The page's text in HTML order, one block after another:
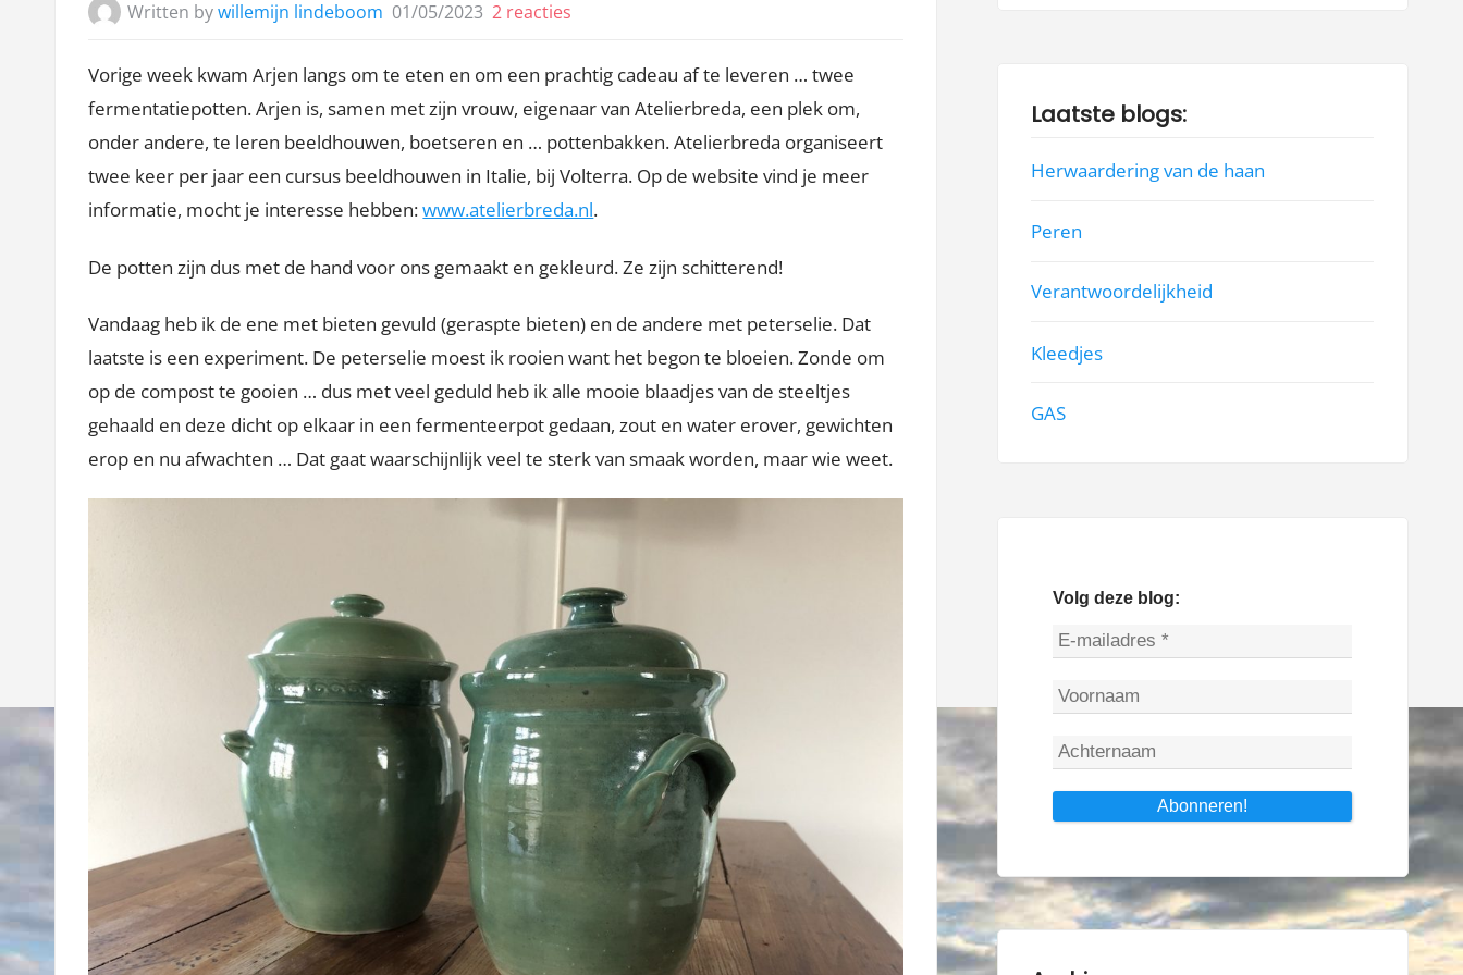
Written bywillemijn lindeboom 01/05/2023 2 reactiesop
en
mooi
cadeau
Vorige week kwam Arjen langs om te eten en om een prachtig cadeau af te leveren … twee
fermentatiepotten. Arjen is, samen met zijn vrouw, eigenaar van Atelierbreda, een plek om,
onder andere, te leren beeldhouwen, boetseren en … pottenbakken. Atelierbreda organiseert
twee keer per jaar een cursus beeldhouwen in Italie, bij Volterra. Op de website vind je meer
informatie, mocht je interesse hebben:www.atelierbreda.nl.
De potten zijn dus met de hand voor ons gemaakt en gekleurd. Ze zijn schitterend!
Vandaag heb ik de ene met bieten gevuld (geraspte bieten) en de andere met peterselie. Dat
laatste is een experiment. De peterselie moest ik rooien want het begon te bloeien. Zonde om
op de compost te gooien … dus met veel geduld heb ik alle mooie blaadjes van de steeltjes
gehaald en deze dicht op elkaar in een fermenteerpot gedaan, zout en water erover, gewichten
erop en nu afwachten … Dat gaat waarschijnlijk veel te sterk van smaak worden, maar wie weet.
Laatste blogs:
Herwaardering van de haan
Peren
Verantwoordelijkheid
Kleedjes
GAS
Volg deze blog: